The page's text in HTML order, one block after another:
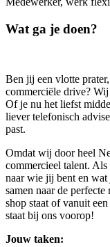
Wat ga je doen?
Ben jij een vlotte
commerciële drive?
Of je nu het liefst
liever telefonisch
past.
Omdat wij door heel
commercieel talent.
naar wie jij bent en wat
samen naar de
shop staat of vanuit
staat bij ons voorop!
Jouw taken: